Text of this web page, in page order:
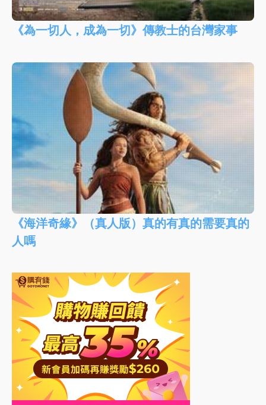
《為一切人，成為一切》傳教士的台灣家事
《海洋奇緣》（真人版）真的有真的需要真的
人嗎